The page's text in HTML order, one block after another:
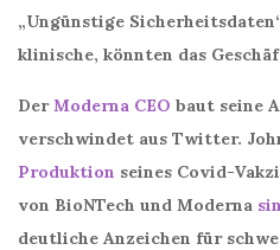
„Ungünstige
klinische, könnten das
DerModerna CEO baut seine
verschwindet aus Twitter.
Produktion seines Covid-
von BioNTech und Moderna
deutliche Anzeichen für